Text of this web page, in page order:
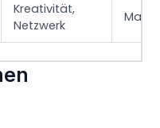
Kreativität,
Netzwerk